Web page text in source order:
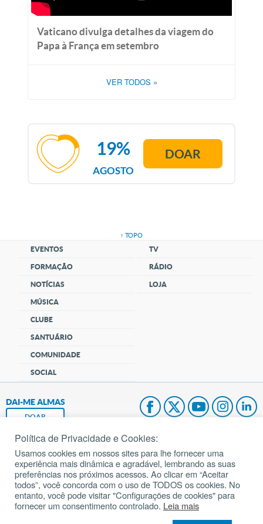
Vaticano divulga detalhes da viagem do
Papa à França em setembro
VER TODOS »
AGOSTO
19% DOAR
↑ TOPO
EVENTOS
FORMAÇÃO
NOTÍCIAS
MÚSICA
CLUBE
SANTUÁRIO
COMUNIDADE
SOCIAL
TV
RÁDIO
LOJA
DAI-ME ALMAS
DOAR
Fundação João Paulo II
Pedido de Oração
Mapa do site
Política de Privacidade e Cookies:
Usamos cookies em nossos sites para lhe fornecer uma
experiência mais dinâmica e agradável, lembrando as suas
preferências nos próximos acessos. Ao clicar em “Aceitar
todos”, você concorda com o uso de TODOS os cookies. No
entanto, você pode visitar "Configurações de cookies" para
fornecer um consentimento controlado. Leia mais